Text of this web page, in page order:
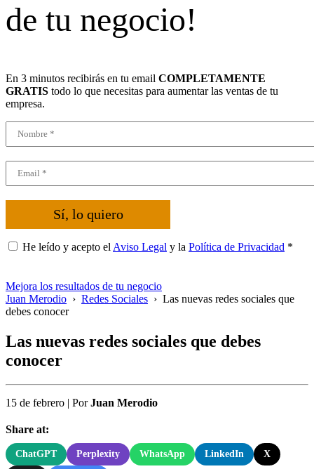
de tu negocio!
En 3 minutos recibirás en tu email COMPLETAMENTE
GRATIS todo lo que necesitas para aumentar las ventas de tu
empresa.
Sí, lo quiero
He leído y acepto el Aviso Legal y la Política de Privacidad *
Mejora los resultados de tu negocio
Juan Merodio › Redes Sociales › Las nuevas redes sociales que
debes conocer
Las nuevas redes sociales que debes
conocer
15 de febrero | PorJuan Merodio
Share at:
ChatGPT Perplexity WhatsApp LinkedIn X